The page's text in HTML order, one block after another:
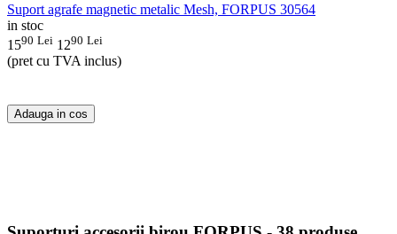
Suport agrafe magnetic metalic Mesh, FORPUS 30564
in stoc
1590 Lei 1290 Lei
(pret cu TVA inclus)
Adauga in cos